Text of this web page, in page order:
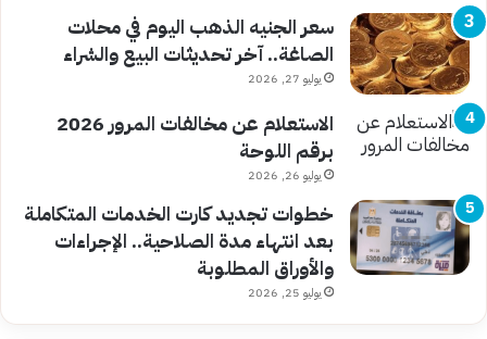
سعر الجنيه الذهب اليوم في محلات
الصاغة.. آخر تحديثات البيع والشراء
يوليو 27, 2026
الاستعلام عن مخالفات المرور 2026
برقم اللوحة
يوليو 26, 2026
خطوات تجديد كارت الخدمات المتكاملة
بعد انتهاء مدة الصلاحية.. الإجراءات
والأوراق المطلوبة
يوليو 25, 2026